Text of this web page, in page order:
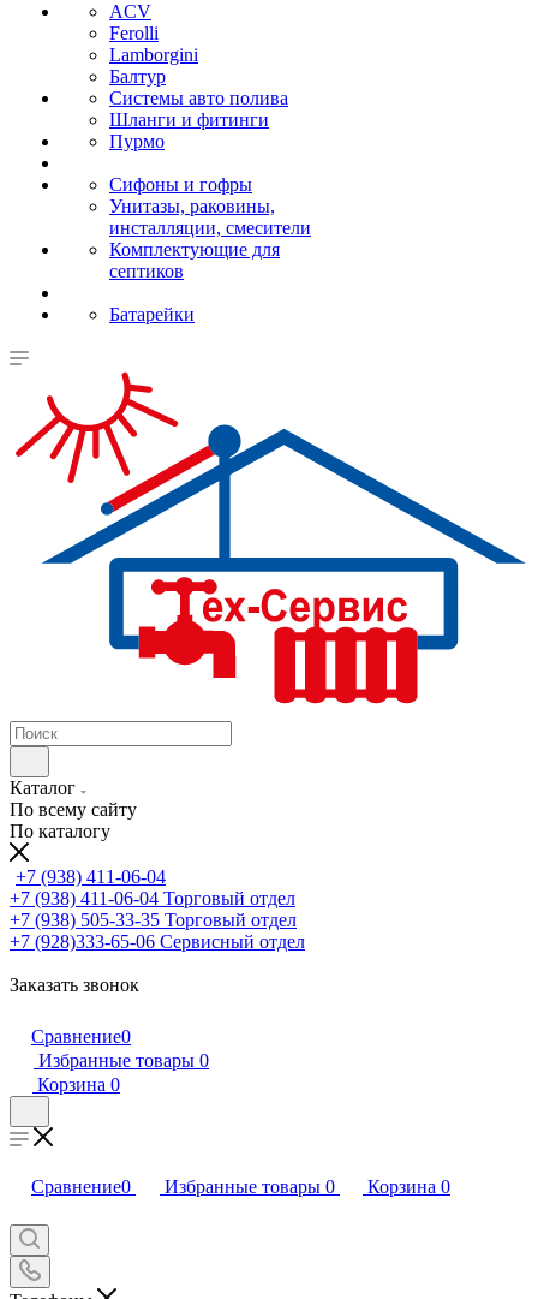
ACV
Ferolli
Lamborgini
Балтур
Системы авто полива
Шланги и фитинги
Пурмо
Сифоны и гофры
Унитазы, раковины,
инсталляции, смесители
Комплектующие для
септиков
Батарейки
Каталог
По всему сайту
По каталогу
+7 (938) 411-06-04
+7 (938) 411-06-04 Торговый отдел
+7 (938) 505-33-35 Торговый отдел
+7 (928)333-65-06 Сервисный отдел
Заказать звонок
Сравнение0
Избранные товары 0
Корзина 0
Сравнение0 Избранные товары 0 Корзина 0